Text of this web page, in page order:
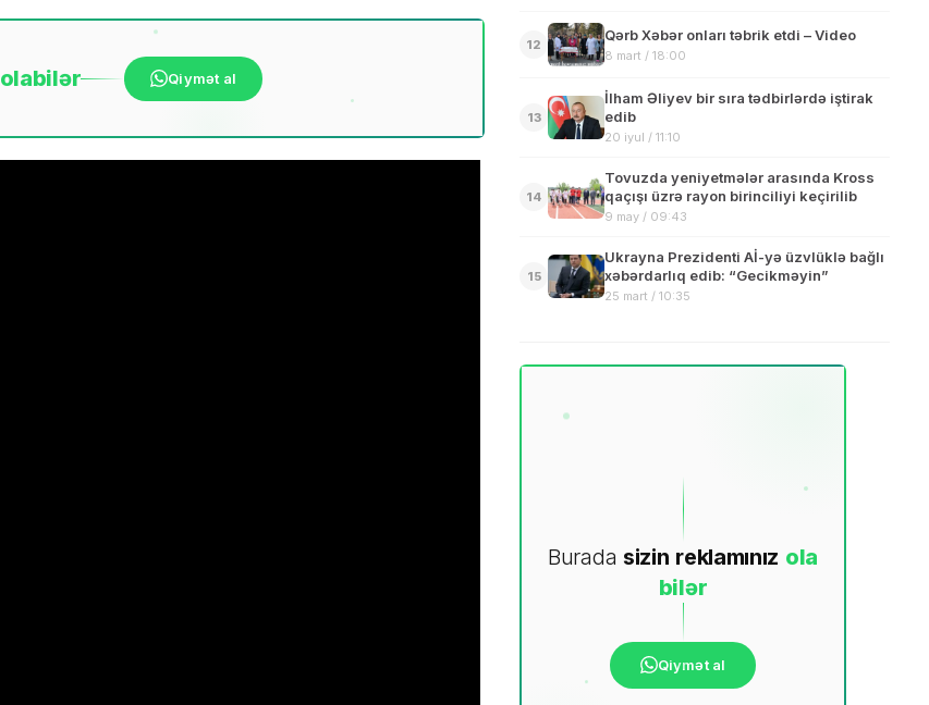
olabilər Qiymət al
12
Qərb Xəbər onları təbrik etdi – Video
8 mart / 18:00
13
İlham Əliyev bir sıra tədbirlərdə iştirak
edib
20 iyul / 11:10
14
Tovuzda yeniyetmələr arasında Kross
qaçışı üzrə rayon birinciliyi keçirilib
9 may / 09:43
15
Ukrayna Prezidenti Aİ-yə üzvlüklə bağlı
xəbərdarlıq edib: “Gecikməyin”
25 mart / 10:35
Burada sizin reklamınız ola
bilər
Qiymət al